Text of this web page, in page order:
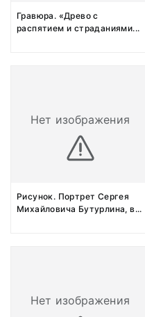
Гравюра. «Древо с
распятием и страданиями...
Нет изображения
Рисунок. Портрет Сергея
Михайловича Бутурлина, в...
Нет изображения